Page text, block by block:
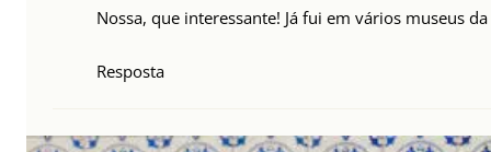
Nossa, que interessante! Já fui em vários museus
Resposta